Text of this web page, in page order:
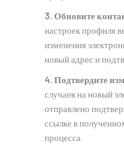
3. Обновите
настроек профиля
изменения
новый адрес и
4. Подтвердите
случаев на новый
отправлено
ссылке в
процесса.